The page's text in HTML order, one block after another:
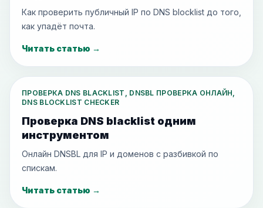
Как проверить публичный IP по DNS blocklist до того,
как упадёт почта.
Читать статью →
ПРОВЕРКА DNS BLACKLIST, DNSBL ПРОВЕРКА ОНЛАЙН,
DNS BLOCKLIST CHECKER
Проверка DNS blacklist одним
инструментом
Онлайн DNSBL для IP и доменов с разбивкой по
спискам.
Читать статью →